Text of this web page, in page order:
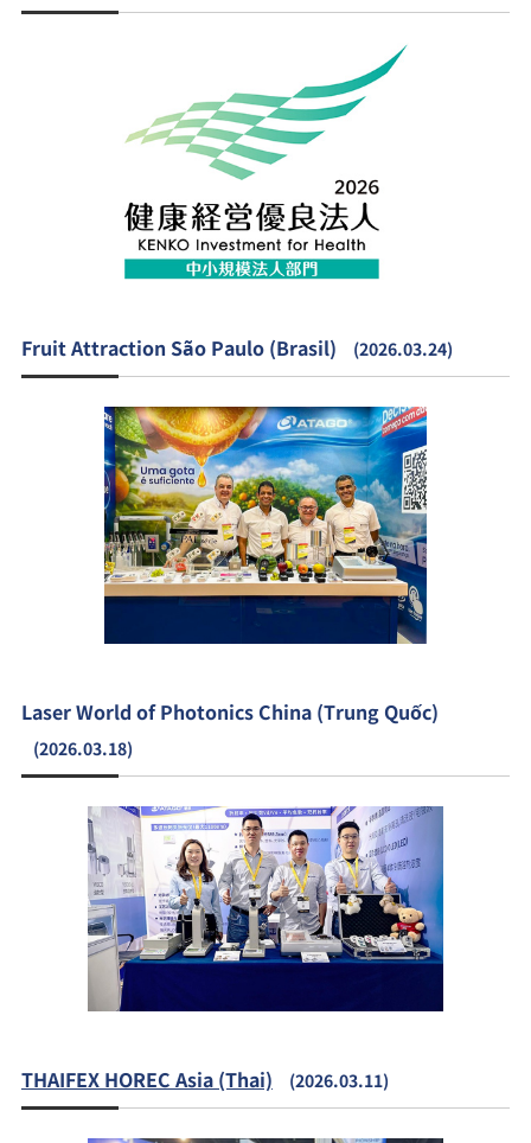
Fruit Attraction São Paulo (Brasil) (2026.03.24)
Laser World of Photonics China (Trung Quốc)
(2026.03.18)
THAIFEX HOREC Asia (Thai) (2026.03.11)